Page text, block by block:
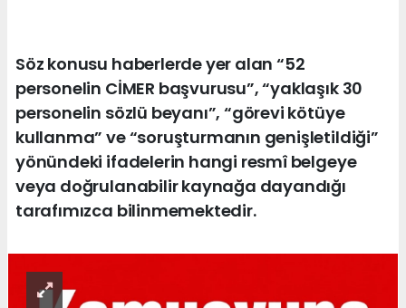
Söz konusu haberlerde yer alan “52
personelin CİMER başvurusu”, “yaklaşık 30
personelin sözlü beyanı”, “görevi kötüye
kullanma” ve “soruşturmanın genişletildiği”
yönündeki ifadelerin hangi resmî belgeye
veya doğrulanabilir kaynağa dayandığı
tarafımızca bilinmemektedir.